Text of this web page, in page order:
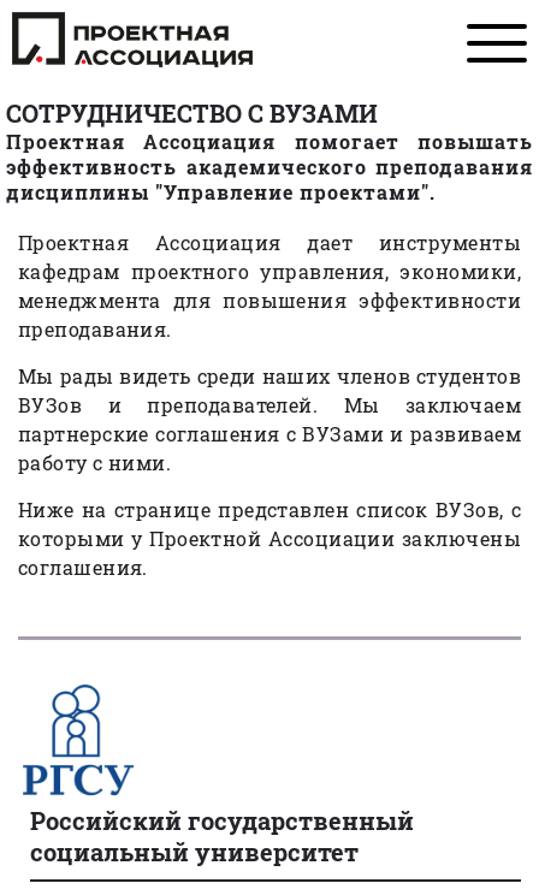
СОТРУДНИЧЕСТВО С ВУЗАМИ
Проектная Ассоциация помогает повышать
эффективность академического преподавания
дисциплины "Управление проектами".
Проектная Ассоциация дает инструменты
кафедрам проектного управления, экономики,
менеджмента для повышения эффективности
преподавания.
Мы рады видеть среди наших членов студентов
ВУЗов и преподавателей. Мы заключаем
партнерские соглашения с ВУЗами и развиваем
работу с ними.
Ниже на странице представлен список ВУЗов, с
которыми у Проектной Ассоциации заключены
соглашения.
Российский государственный
социальный университет